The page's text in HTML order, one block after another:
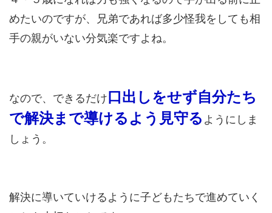
めたいのですが、兄弟であれば多少怪我をしても相
手の親がいない分気楽ですよね。
なので、できるだけ口出しをせず自分たち
で解決まで導けるよう見守る ようにしま
しょう。
解決に導いていけるように子どもたちで進めていく